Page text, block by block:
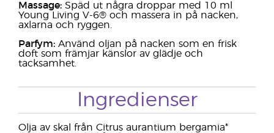
Massage: Späd ut några droppar med 10 ml
Young Living V-6® och massera in på nacken,
axlarna och ryggen.
Parfym: Använd oljan på nacken som en frisk
doft som främjar känslor av glädje och
tacksamhet.
Ingredienser
Olja av skal från Citrus aurantium bergamia*